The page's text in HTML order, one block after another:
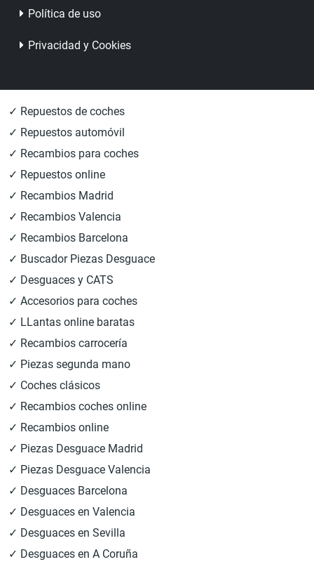
Política de uso
Privacidad y Cookies
✓ Repuestos de coches
✓ Repuestos automóvil
✓ Recambios para coches
✓ Repuestos online
✓ Recambios Madrid
✓ Recambios Valencia
✓ Recambios Barcelona
✓ Buscador Piezas Desguace
✓ Desguaces y CATS
✓ Accesorios para coches
✓ LLantas online baratas
✓ Recambios carrocería
✓ Piezas segunda mano
✓ Coches clásicos
✓ Recambios coches online
✓ Recambios online
✓ Piezas Desguace Madrid
✓ Piezas Desguace Valencia
✓ Desguaces Barcelona
✓ Desguaces en Valencia
✓ Desguaces en Sevilla
✓ Desguaces en A Coruña